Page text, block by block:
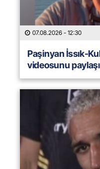
07.08.2026 - 12:30
Paşinyan İssık-
videosunu